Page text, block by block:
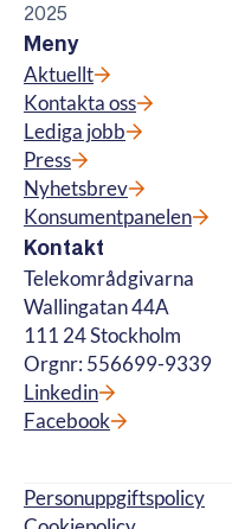
2025
Meny
Aktuellt
Kontakta oss
Lediga jobb
Press
Nyhetsbrev
Konsumentpanelen
Kontakt
Telekområdgivarna
Wallingatan 44A
111 24 Stockholm
Orgnr: 556699-9339
Linkedin
Facebook
Personuppgiftspolicy